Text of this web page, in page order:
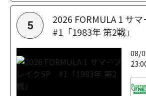
5
2026 FORMULA 1 サ
#1「1983年 第2戦」
08/